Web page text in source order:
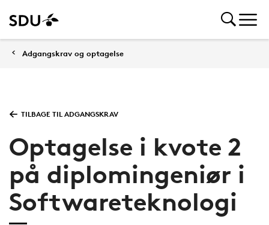
Adgangskrav og optagelse
TILBAGE TIL ADGANGSKRAV
Optagelse i kvote 2
på diplomingeniør i
Softwareteknologi